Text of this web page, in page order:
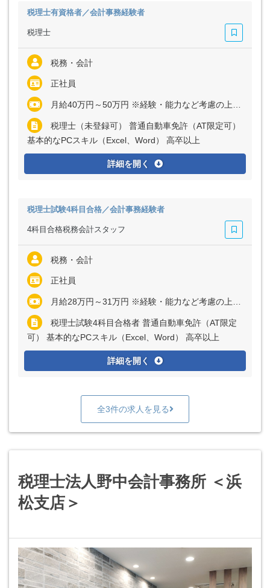
税理士有資格者／会計事務経験者
税理士
税務・会計
正社員
月給40万円～50万円 ※経験・能力など考慮の上、決定いたします ※残業代は全額支給
税理士（未登録可） 普通自動車免許（AT限定可）
基本的なPCスキル（Excel、Word） 高卒以上
詳細を開く
税理士試験4科目合格／会計事務経験者
4科目合格税務会計スタッフ
税務・会計
正社員
月給28万円～31万円 ※経験・能力など考慮の上、決定いたします ※残業代は全額支給
税理士試験4科目合格者 普通自動車免許（AT限定
可） 基本的なPCスキル（Excel、Word） 高卒以上
詳細を開く
全3件の求人を見る
税理士法人野中会計事務所 ＜浜
松支店＞